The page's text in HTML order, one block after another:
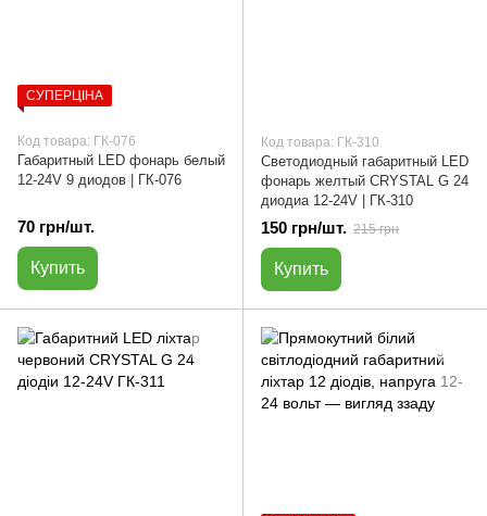
СУПЕРЦІНА
Код товара: ГК-076
Габаритный LED фонарь белый
12-24V 9 диодов | ГК-076
70 грн/шт.
Купить
Код товара: ГК-310
Светодиодный габаритный LED
фонарь желтый CRYSTAL G 24
диодиа 12-24V | ГК-310
150 грн/шт. 215 грн
Купить